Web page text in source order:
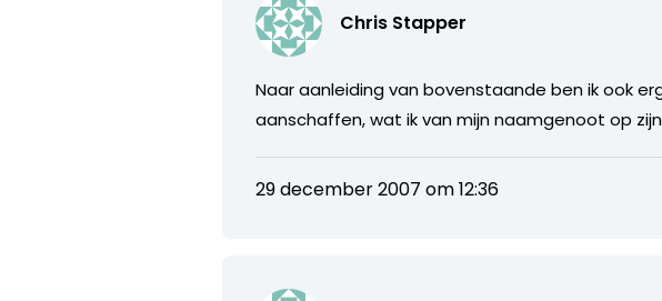
Chris Stapper
Naar aanleiding van bovenstaande ben ik ook
aanschaffen, wat ik van mijn naamgenoot op
29 december 2007 om 12:36